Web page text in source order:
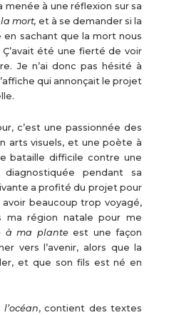
menée à une réflexion sur sa
la mort,et à se demander si la
sachant que la mort nous
été une fierté de voir
Je n’ai donc pas hésité à
qui annonçait le projet
c’est une passionnée des
arts visuels, et une poète à
bataille difficile contre une
pendant sa
a profité du projet pour
beaucoup trop voyagé,
ma région natale pour me
à ma planteest une façon
vers l’avenir, alors que la
et que son fils est né en
, contient des textes